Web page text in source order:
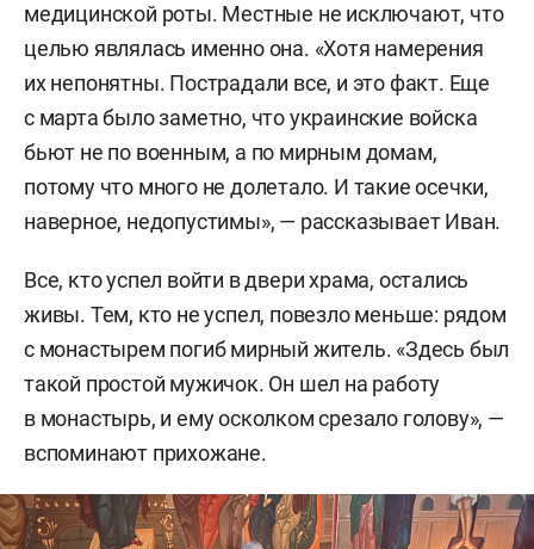
медицинской роты. Местные не исключают, что
целью являлась именно она. «Хотя намерения
их непонятны. Пострадали все, и это факт. Еще
с марта было заметно, что украинские войска
бьют не по военным, а по мирным домам,
потому что много не долетало. И такие осечки,
наверное, недопустимы», — рассказывает Иван.
Все, кто успел войти в двери храма, остались
живы. Тем, кто не успел, повезло меньше: рядом
с монастырем погиб мирный житель. «Здесь был
такой простой мужичок. Он шел на работу
в монастырь, и ему осколком срезало голову», —
вспоминают прихожане.